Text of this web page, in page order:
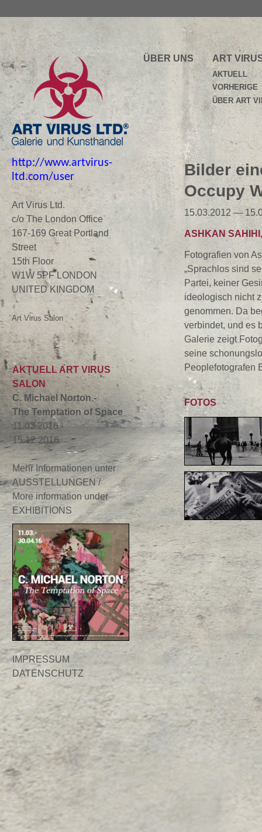
http://www.artvirus-
ltd.com/user
Art Virus Ltd.
c/o The London Office
167-169 Great Portland
Street
15th Floor
W1W 5PF LONDON
UNITED KINGDOM
Art Virus Salon
AKTUELL ART VIRUS
SALON
C. Michael Norton -
The Temptation of Space
11.03.2016 -
15.12.2016
Mehr Informationen unter
AUSSTELLUNGEN /
More information under
EXHIBITIONS
IMPRESSUM
DATENSCHUTZ
ÜBER UNS ART
AKTUELL
VORHERIGE
ÜBER ART
Bilder
Occupy
15.03.2012 —
ASHKAN
Fotografien von
„Sprachlos sind
Partei, keiner
ideologisch nicht
genommen. Da
verbindet, und es
Galerie zeigt
seine
Peoplefotografen
FOTOS